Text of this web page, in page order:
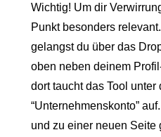
Wichtig! Um dir
Punkt besonders
gelangst du über das
oben neben deinem
dort taucht das Tool unter
“Unternehmenskonto”
und zu einer neuen Seite